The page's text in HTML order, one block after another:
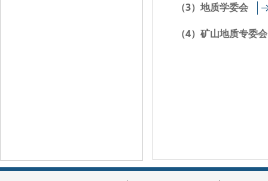
（3）地质学委会
（4）矿山地质专委